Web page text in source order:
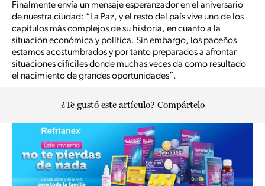
Finalmente envía un mensaje esperanzador en el aniversario
de nuestra ciudad: “La Paz, y el resto del país vive uno de los
capítulos más complejos de su historia, en cuanto a la
situación económica y política. Sin embargo, los paceños
estamos acostumbrados y por tanto preparados a afrontar
situaciones difíciles donde muchas veces da como resultado
el nacimiento de grandes oportunidades”.
¿Te gustó este artículo? Compártelo